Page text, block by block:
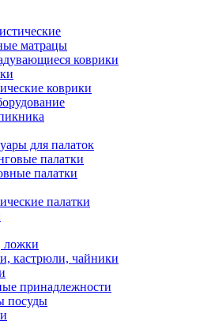
матрацы
коврики
коврики
для палаток
палатки
палатки
палатки
ложки
кастрюли, чайники
принадлежности
посуды